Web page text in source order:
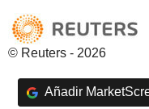
© Reuters - 2026
Añadir